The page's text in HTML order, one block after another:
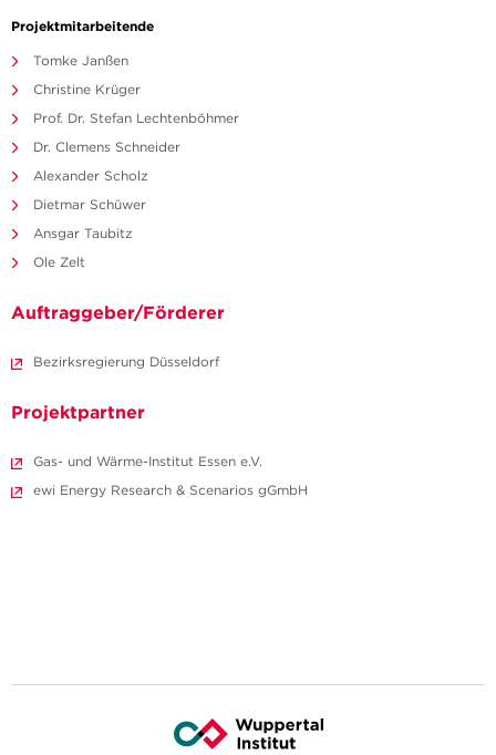
Projektmitarbeitende
Tomke Janßen
Christine Krüger
Prof. Dr. Stefan Lechtenböhmer
Dr. Clemens Schneider
Alexander Scholz
Dietmar Schüwer
Ansgar Taubitz
Ole Zelt
Auftraggeber/Förderer
Bezirksregierung Düsseldorf
Projektpartner
Gas- und Wärme-Institut Essen e.V.
ewi Energy Research & Scenarios gGmbH